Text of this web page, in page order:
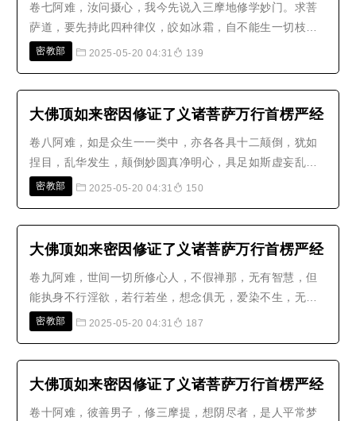
卷七阿难，汝问摄心，我今先说入三摩地修学妙门。求菩
萨道，要先持此四种律仪，皎如冰霜，自不能生一切枝
叶，心三口四，生必无因。阿难，如是四事若不遗失，心
神咒》。斯是如来无见顶相无为心佛从..
密教部 2025-05-20 04:31 139
大佛顶如来密因修证了义诸菩萨万行首楞严经
卷八阿难，如是众生一一类中，亦各各具十二颠倒，犹如
捏目，乱华发生，颠倒妙圆真净明心，具足如斯虚妄乱
想。汝今修证佛三摩提，于是本因，元所乱想，立三渐
助因；二者真修，刳其正性；三者增进..
密教部 2025-05-20 04:31 150
大佛顶如来密因修证了义诸菩萨万行首楞严经
卷九阿难，世间一切所修心人，不假禅那，无有智慧，但
能执身不行淫欲，若行若坐，想念俱无，爱染不生，无留
欲界，是人应念身为梵侣，如是一类名梵众天。欲习既
以明悟，是人应时能统梵众，为大梵..
密教部 2025-05-20 04:31 187
大佛顶如来密因修证了义诸菩萨万行首楞严经
卷十阿难，彼善男子，修三摩提，想阴尽者，是人平常梦